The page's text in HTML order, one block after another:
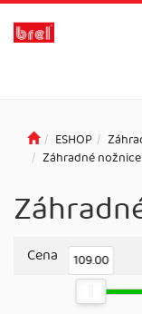
ESHOP
Záhradné nožnice
Cena 109.00